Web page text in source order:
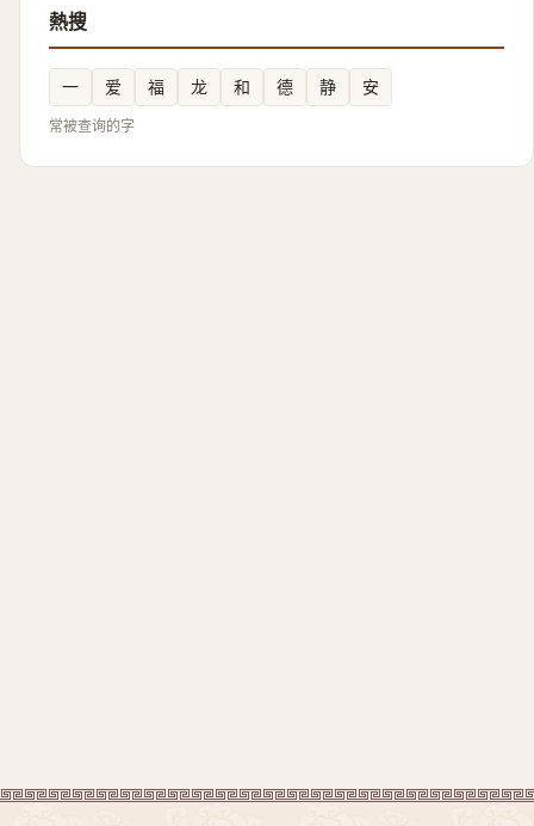
熱搜
一 爱 福 龙 和 德 静 安
常被查询的字